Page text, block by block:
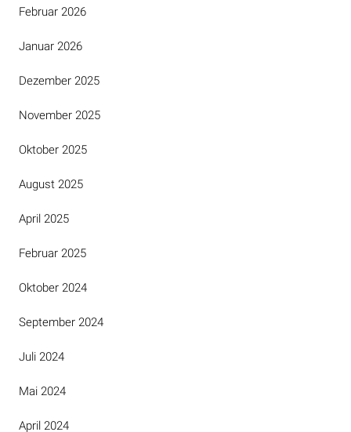
Februar 2026
Januar 2026
Dezember 2025
November 2025
Oktober 2025
August 2025
April 2025
Februar 2025
Oktober 2024
September 2024
Juli 2024
Mai 2024
April 2024